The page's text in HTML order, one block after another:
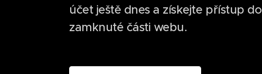
účet ještě dnes a získejte přístup do
zamknuté části webu.